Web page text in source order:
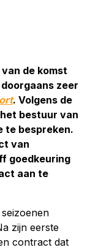
de komst
zeer
. Volgens de
bestuur van
te bespreken.
van
goedkeuring
aan te
zijn eerste
contract dat